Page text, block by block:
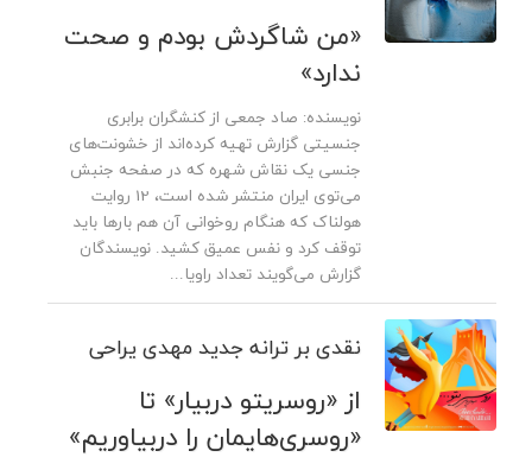
«من شاگردش بودم و صحت
ندارد»
نویسنده: صاد جمعی از کنشگران برابری
جنسیتی گزارش تهیه کرده‌اند از خشونت‌های
جنسی یک نقاش شهره که در صفحه جنبش
می‌توی ایران منتشر شده است، 12 روایت
هولناک که هنگام روخوانی آن هم بارها باید
توقف کرد و نفس عمیق کشید. نویسندگان
گزارش می‌گویند تعداد راویا...
نقدی بر ترانه جدید مهدی یراحی
از «روسریتو دربیار» تا
«روسری‌هایمان را دربیاوریم»